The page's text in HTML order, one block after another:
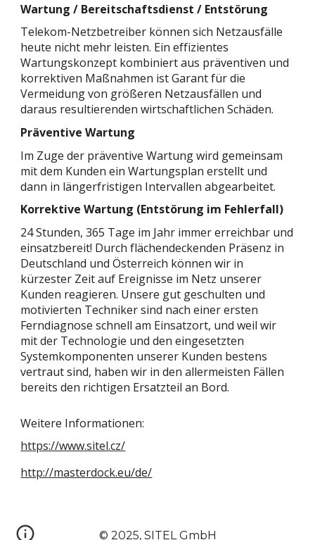
Wartung / Bereitschaftsdienst / Entstörung
Telekom-Netzbetreiber können sich Netzausfälle
heute nicht mehr leisten. Ein effizientes
Wartungskonzept kombiniert aus präventiven und
korrektiven Maßnahmen ist Garant für die
Vermeidung von größeren Netzausfällen und
daraus resultierenden wirtschaftlichen Schäden.
Präventive Wartung
Im Zuge der präventive Wartung wird gemeinsam
mit dem Kunden ein Wartungsplan erstellt und
dann in längerfristigen Intervallen abgearbeitet.
Korrektive Wartung (Entstörung im Fehlerfall)
24 Stunden, 365 Tage im Jahr immer erreichbar und
einsatzbereit! Durch flächendeckenden Präsenz in
Deutschland und Österreich können wir in
kürzester Zeit auf Ereignisse im Netz unserer
Kunden reagieren. Unsere gut geschulten und
motivierten Techniker sind nach einer ersten
Ferndiagnose schnell am Einsatzort, und weil wir
mit der Technologie und den eingesetzten
Systemkomponenten unserer Kunden bestens
vertraut sind, haben wir in den allermeisten Fällen
bereits den richtigen Ersatzteil an Bord.
Weitere Informationen:
https://www.sitel.cz/
http://masterdock.eu/de/
© 2025, SITELGmbH